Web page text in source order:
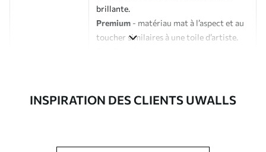
brillante.
Premium - matériau mat à l’aspect et au
toucher similaires à une toile d’artiste.
Possibilité d'ajouter un vernis
INSPIRATION DES CLIENTS UWALLS